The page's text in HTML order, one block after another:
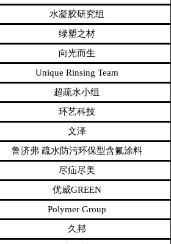
水凝胶研究组
绿塑之材
向光而生
Unique Rinsing Team
超疏水小组
环艺科技
文泽
鲁济弗 疏水防污环保型含氟涂料
尽疝尽美
优威GREEN
Polymer Group
久邦